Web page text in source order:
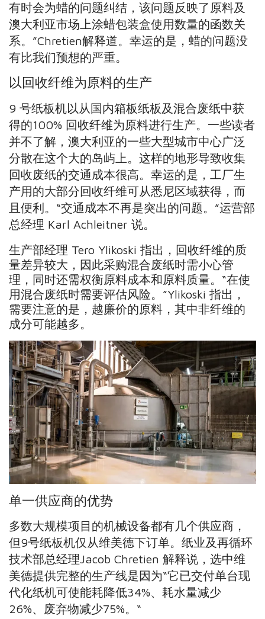
有时会为蜡的问题纠结，该问题反映了原料及
澳大利亚市场上涂蜡包装盒使用数量的函数关
系。”Chretien解释道。幸运的是，蜡的问题没
有比我们预想的严重。
以回收纤维为原料的生产
9 号纸板机以从国内箱板纸板及混合废纸中获
得的100% 回收纤维为原料进行生产。一些读者
并不了解，澳大利亚的一些大型城市中心广泛
分散在这个大的岛屿上。这样的地形导致收集
回收废纸的交通成本很高。幸运的是，工厂生
产用的大部分回收纤维可从悉尼区域获得，而
且便利。“交通成本不再是突出的问题。”运营部
总经理 Karl Achleitner 说。
生产部经理 Tero Ylikoski 指出，回收纤维的质
量差异较大，因此采购混合废纸时需小心管
理，同时还需权衡原料成本和原料质量。“在使
用混合废纸时需要评估风险。”Ylikoski 指出，
需要注意的是，越廉价的原料，其中非纤维的
成分可能越多。
单一供应商的优势
多数大规模项目的机械设备都有几个供应商，
但9号纸板机仅从维美德下订单。纸业及再循环
技术部总经理Jacob Chretien 解释说，选中维
美德提供完整的生产线是因为“它已交付单台现
代化纸机可使能耗降低34%、耗水量减少
26%、废弃物减少75%。“